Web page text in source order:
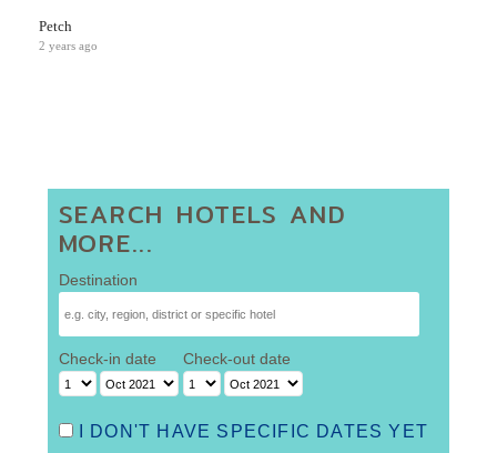
Petch
2 years ago
SEARCH HOTELS AND
MORE...
Destination
Check-in date Check-out date
I DON'T HAVE SPECIFIC DATES YET